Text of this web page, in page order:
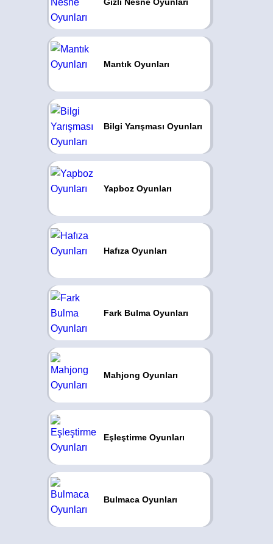
Mantık Oyunları
Bilgi Yarışması Oyunları
Yapboz Oyunları
Hafıza Oyunları
Fark Bulma Oyunları
Mahjong Oyunları
Eşleştirme Oyunları
Bulmaca Oyunları